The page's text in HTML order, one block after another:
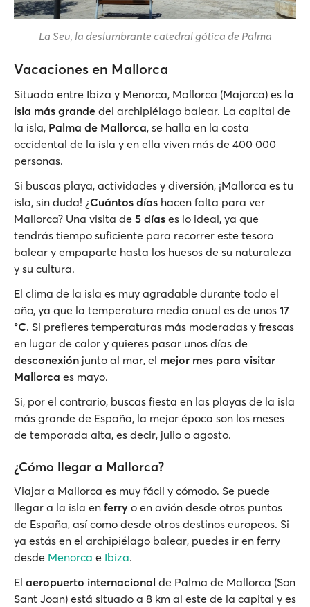
La Seu, la deslumbrante catedral gótica de Palma
Vacaciones en Mallorca
Situada entre Ibiza y Menorca, Mallorca (Majorca) es la
isla más grande del archipiélago balear. La capital de
la isla, Palma de Mallorca, se halla en la costa
occidental de la isla y en ella viven más de 400 000
personas.
Si buscas playa, actividades y diversión, ¡Mallorca es tu
isla, sin duda! ¿Cuántos días hacen falta para ver
Mallorca? Una visita de 5 días es lo ideal, ya que
tendrás tiempo suficiente para recorrer este tesoro
balear y empaparte hasta los huesos de su naturaleza
y su cultura.
El clima de la isla es muy agradable durante todo el
año, ya que la temperatura media anual es de unos 17
°C. Si prefieres temperaturas más moderadas y frescas
en lugar de calor y quieres pasar unos días de
desconexión junto al mar, el mejor mes para visitar
Mallorca es mayo.
Si, por el contrario, buscas fiesta en las playas de la isla
más grande de España, la mejor época son los meses
de temporada alta, es decir, julio o agosto.
¿Cómo llegar a Mallorca?
Viajar a Mallorca es muy fácil y cómodo. Se puede
llegar a la isla en ferry o en avión desde otros puntos
de España, así como desde otros destinos europeos. Si
ya estás en el archipiélago balear, puedes ir en ferry
desde Menorca e Ibiza.
El aeropuerto internacional de Palma de Mallorca (Son
Sant Joan) está situado a 8 km al este de la capital y es